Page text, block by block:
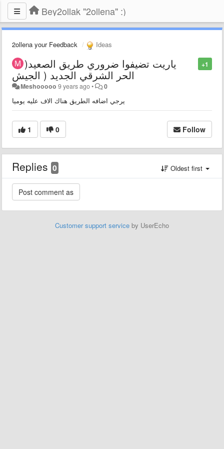
Bey2ollak "2ollena" :)
2ollena your Feedback Ideas
+1 )ياريت تضيفوا ضروري طريق الصعيد
الحر الشرقي الجديد ( الجيش
Meshooooo 9 years ago• 0
1 0 Follow
Replies 0 Oldest first
Customer support service by UserEcho